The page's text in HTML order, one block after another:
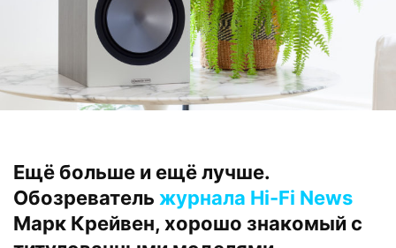
Ещё больше и ещё лучше.
Обозреватель журнала Hi-Fi News
Марк Крейвен, хорошо знакомый с